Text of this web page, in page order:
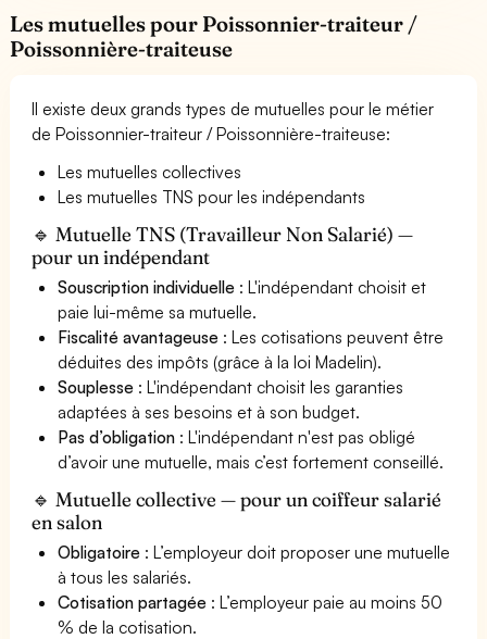
Les mutuelles pour Poissonnier-traiteur /
Poissonnière-traiteuse
Il existe deux grands types de mutuelles pour le métier
de Poissonnier-traiteur / Poissonnière-traiteuse:
Les mutuelles collectives
Les mutuelles TNS pour les indépendants
🔹 Mutuelle TNS (Travailleur Non Salarié) —
pour un indépendant
Souscription individuelle : L'indépendant choisit et
paie lui-même sa mutuelle.
Fiscalité avantageuse : Les cotisations peuvent être
déduites des impôts (grâce à la loi Madelin).
Souplesse : L'indépendant choisit les garanties
adaptées à ses besoins et à son budget.
Pas d’obligation : L'indépendant n'est pas obligé
d’avoir une mutuelle, mais c’est fortement conseillé.
🔹 Mutuelle collective — pour un coiffeur salarié
en salon
Obligatoire : L’employeur doit proposer une mutuelle
à tous les salariés.
Cotisation partagée : L’employeur paie au moins 50
% de la cotisation.